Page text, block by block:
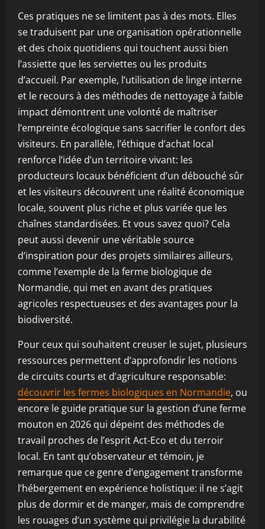
Ces pratiques ne se limitent pas à des mots. Elles
se traduisent par une organisation opérationnelle
et des choix quotidiens qui touchent aussi bien
l’assiette que les serviettes ou les produits
d’accueil. Par exemple, l’utilisation de linge interne
et le recours à des méthodes de nettoyage à faible
impact démontrent une volonté de maîtriser
l’empreinte écologique sans sacrifier le confort des
visiteurs. En parallèle, l’éthique d’achat local
renforce l’idée d’un territoire vivant: les
producteurs locaux bénéficient d’un débouché sûr
et les visiteurs découvrent une réalité économique
locale, souvent plus riche et plus variée que les
chaînes standardisées. Et vous savez quoi? Cela
peut aussi devenir une véritable source
d’inspiration pour des projets similaires ailleurs,
comme l’exemple de la ferme biologique de
Normandie, qui met en avant des pratiques
agricoles respectueuses et des avantages pour la
biodiversité.
Pour ceux qui souhaitent creuser le sujet, plusieurs
ressources permettent d’approfondir les notions
de circuits courts et d’agriculture responsable:
découvrir les fermes biologiques en Normandie, ou
encore le guide pratique sur la gestion d’une ferme
mouton en 2026 qui dépeint des méthodes de
travail proches de l’esprit Act-Eco et du terroir
local. En tant qu’observateur et témoin, je
remarque que ce genre d’engagement transforme
l’hébergement en expérience holistique: il ne s’agit
plus de dormir et de manger, mais de comprendre
les rouages d’un système qui privilégie la durabilité